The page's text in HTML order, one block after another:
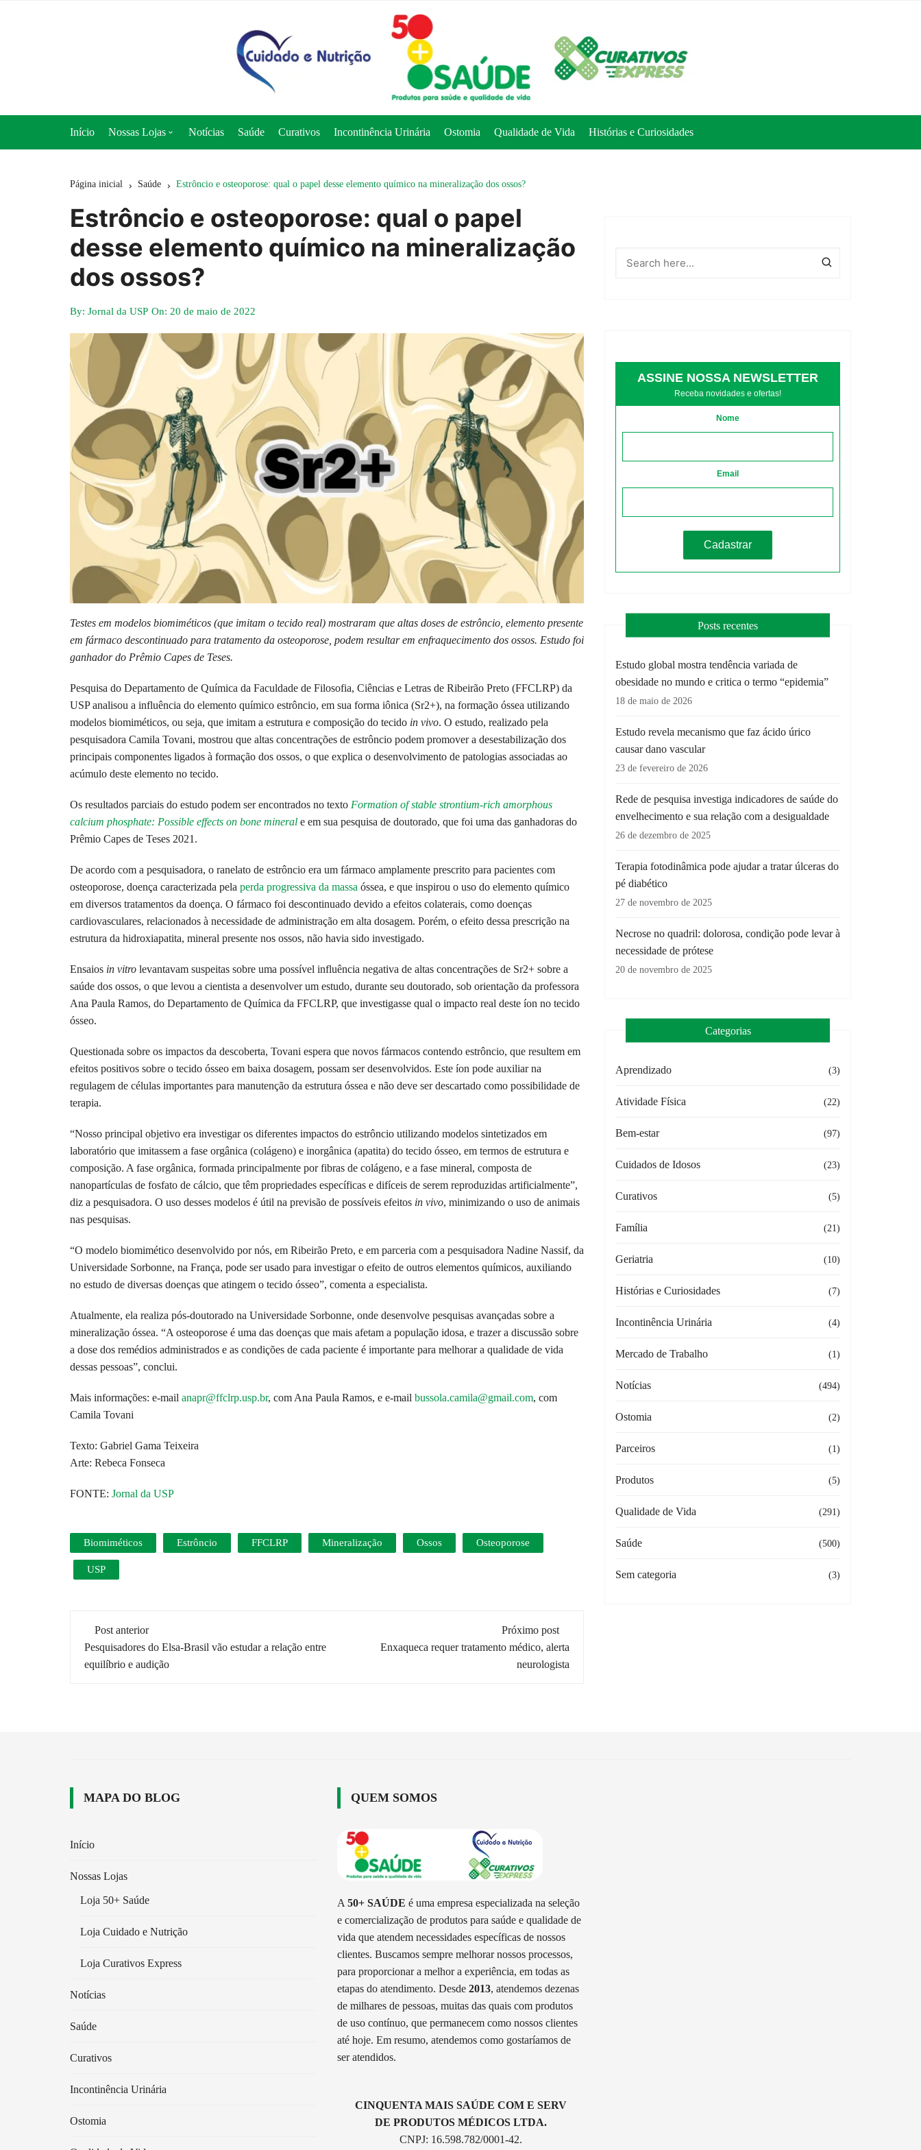
Início Nossas Lojas
Loja Curativos Express
Notícias Saúde Curativos Incontinência Urinária Ostomia Qualidade de Vida Histórias e Curiosidades
Página inicial Saúde Estrôncio e osteoporose: qual o papel desse elemento químico na mineralização dos ossos?
Estrôncio e osteoporose: qual o papel
desse elemento químico na mineralização
dos ossos?
By: Jornal da USP On: 20 de maio de 2022
Testes em modelos biomiméticos (que imitam o tecido real) mostraram que altas doses de estrôncio, elemento presente
em fármaco descontinuado para tratamento da osteoporose, podem resultar em enfraquecimento dos ossos. Estudo foi
ganhador do Prêmio Capes de Teses.
Pesquisa do Departamento de Química da Faculdade de Filosofia, Ciências e Letras de Ribeirão Preto (FFCLRP) da
USP analisou a influência do elemento químico estrôncio, em sua forma iônica (Sr2+), na formação óssea utilizando
modelos biomiméticos, ou seja, que imitam a estrutura e composição do tecido in vivo. O estudo, realizado pela
pesquisadora Camila Tovani, mostrou que altas concentrações de estrôncio podem promover a desestabilização dos
principais componentes ligados à formação dos ossos, o que explica o desenvolvimento de patologias associadas ao
acúmulo deste elemento no tecido.
Os resultados parciais do estudo podem ser encontrados no texto Formation of stable strontium-rich amorphous
calcium phosphate: Possible effects on bone mineral e em sua pesquisa de doutorado, que foi uma das ganhadoras do
Prêmio Capes de Teses 2021.
De acordo com a pesquisadora, o ranelato de estrôncio era um fármaco amplamente prescrito para pacientes com
osteoporose, doença caracterizada pela perda progressiva da massa óssea, e que inspirou o uso do elemento químico
em diversos tratamentos da doença. O fármaco foi descontinuado devido a efeitos colaterais, como doenças
cardiovasculares, relacionados à necessidade de administração em alta dosagem. Porém, o efeito dessa prescrição na
estrutura da hidroxiapatita, mineral presente nos ossos, não havia sido investigado.
Ensaios in vitro levantavam suspeitas sobre uma possível influência negativa de altas concentrações de Sr2+ sobre a
saúde dos ossos, o que levou a cientista a desenvolver um estudo, durante seu doutorado, sob orientação da professora
Ana Paula Ramos, do Departamento de Química da FFCLRP, que investigasse qual o impacto real deste íon no tecido
ósseo.
Questionada sobre os impactos da descoberta, Tovani espera que novos fármacos contendo estrôncio, que resultem em
efeitos positivos sobre o tecido ósseo em baixa dosagem, possam ser desenvolvidos. Este íon pode auxiliar na
regulagem de células importantes para manutenção da estrutura óssea e não deve ser descartado como possibilidade de
terapia.
“Nosso principal objetivo era investigar os diferentes impactos do estrôncio utilizando modelos sintetizados em
laboratório que imitassem a fase orgânica (colágeno) e inorgânica (apatita) do tecido ósseo, em termos de estrutura e
composição. A fase orgânica, formada principalmente por fibras de colágeno, e a fase mineral, composta de
nanopartículas de fosfato de cálcio, que têm propriedades específicas e difíceis de serem reproduzidas artificialmente”,
diz a pesquisadora. O uso desses modelos é útil na previsão de possíveis efeitos in vivo, minimizando o uso de animais
nas pesquisas.
“O modelo biomimético desenvolvido por nós, em Ribeirão Preto, e em parceria com a pesquisadora Nadine Nassif, da
Universidade Sorbonne, na França, pode ser usado para investigar o efeito de outros elementos químicos, auxiliando
no estudo de diversas doenças que atingem o tecido ósseo”, comenta a especialista.
Atualmente, ela realiza pós-doutorado na Universidade Sorbonne, onde desenvolve pesquisas avançadas sobre a
mineralização óssea. “A osteoporose é uma das doenças que mais afetam a população idosa, e trazer a discussão sobre
a dose dos remédios administrados e as condições de cada paciente é importante para melhorar a qualidade de vida
dessas pessoas”, conclui.
Mais informações: e-mail anapr@ffclrp.usp.br, com Ana Paula Ramos, e e-mail bussola.camila@gmail.com, com
Camila Tovani
Texto: Gabriel Gama Teixeira
Arte: Rebeca Fonseca
FONTE: Jornal da USP
Biomiméticos Estrôncio FFCLRP Mineralização Ossos Osteoporose
USP
Navegação
de
Post anterior
Pesquisadores do Elsa-Brasil vão estudar a relação entre
equilíbrio e audição
Próximo post
Enxaqueca requer tratamento médico, alerta
neurologista
ASSINE NOSSA NEWSLETTER
Receba novidades e ofertas!
Nome
Email
Posts recentes
Estudo global mostra tendência variada de
obesidade no mundo e critica o termo “epidemia”
18 de maio de 2026
Estudo revela mecanismo que faz ácido úrico
causar dano vascular
23 de fevereiro de 2026
Rede de pesquisa investiga indicadores de saúde do
envelhecimento e sua relação com a desigualdade
26 de dezembro de 2025
Terapia fotodinâmica pode ajudar a tratar úlceras do
pé diabético
27 de novembro de 2025
Necrose no quadril: dolorosa, condição pode levar à
necessidade de prótese
20 de novembro de 2025
Categorias
Aprendizado (3)
Atividade Física (22)
Bem-estar (97)
Cuidados de Idosos (23)
Curativos (5)
Família (21)
Geriatria (10)
Histórias e Curiosidades (7)
Incontinência Urinária (4)
Mercado de Trabalho (1)
Notícias (494)
Ostomia (2)
Parceiros (1)
Produtos (5)
Qualidade de Vida (291)
Saúde (500)
Sem categoria (3)
MAPA DO BLOG
Início
Nossas Lojas
Loja 50+ Saúde
Loja Cuidado e Nutrição
Loja Curativos Express
Notícias
Saúde
Curativos
Incontinência Urinária
Ostomia
QUEM SOMOS
A 50+ SAÚDE é uma empresa especializada na seleção
e comercialização de produtos para saúde e qualidade de
vida que atendem necessidades específicas de nossos
clientes. Buscamos sempre melhorar nossos processos,
para proporcionar a melhor a experiência, em todas as
etapas do atendimento. Desde 2013, atendemos dezenas
de milhares de pessoas, muitas das quais com produtos
de uso contínuo, que permanecem como nossos clientes
até hoje. Em resumo, atendemos como gostaríamos de
ser atendidos.
CINQUENTA MAIS SAÚDE COM E SERV
DE PRODUTOS MÉDICOS LTDA.
CNPJ: 16.598.782/0001-42.